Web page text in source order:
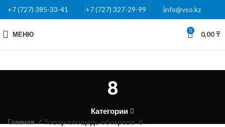
+7 (727) 385-33-41 +7 (727) 327-29-99 info@vso.kz
МЕНЮ 0 0,00₸
8
Категории
Главная Товар площадь обогрева 8